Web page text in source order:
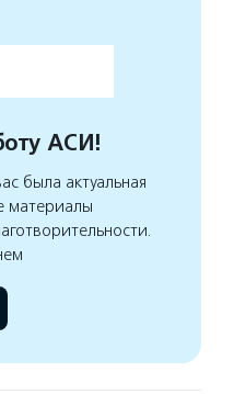
АСИ!
была актуальная
материалы